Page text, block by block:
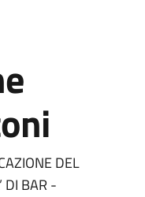
DEL
DI BAR -